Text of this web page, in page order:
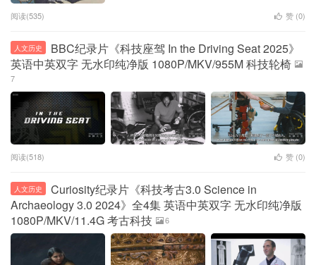
阅读(535) 赞 (0)
人文历史
BBC纪录片《科技座驾 In the Driving Seat 2025》
英语中英双字 无水印纯净版 1080P/MKV/955M 科技轮椅
7
阅读(518) 赞 (0)
人文历史
Curiosity纪录片《科技考古3.0 Science in
Archaeology 3.0 2024》全4集 英语中英双字 无水印纯净版
1080P/MKV/11.4G 考古科技
6